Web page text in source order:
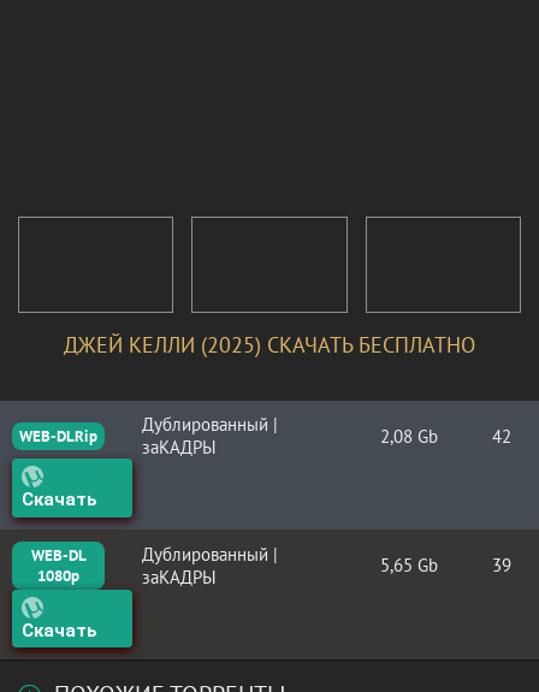
ДЖЕЙ КЕЛЛИ (2025) СКАЧАТЬ БЕСПЛАТНО
WEB-DLRip
Дублированный |
заКАДРЫ
2,08 Gb 42
Скачать
WEB-DL
1080p
Дублированный |
заКАДРЫ
5,65 Gb 39
Скачать